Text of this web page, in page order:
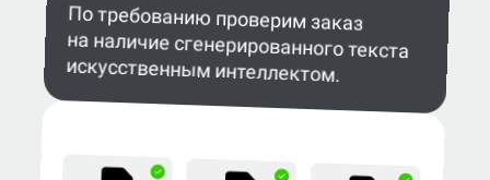
По требованию проверим заказ
на наличие сгенерированного текста
искусственным интеллектом.